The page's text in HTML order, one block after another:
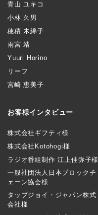
青山 ユキコ
小林 久男
穂積 木綿子
雨宮 靖
Yuuri Horino
リーフ
宮崎 恵美子
お客様インタビュー
株式会社ギフティ様
株式会社Kotohogi様
ラジオ番組制作 江上佳弥子様
一般社団法人日本ブロックチ
ェーン協会様
タップジョイ・ジャパン株式
会社様